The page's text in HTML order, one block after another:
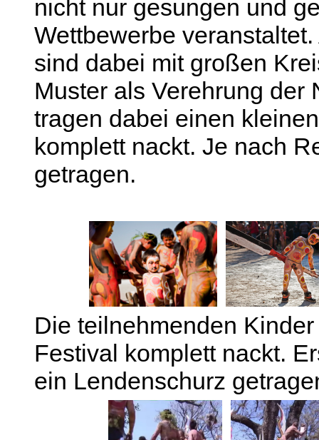
nicht nur gesungen und
Wettbewerbe
sind dabei mit großen
Muster als Verehrung der
tragen dabei einen
komplett nackt. Je nach
getragen.
Die teilnehmenden
Festival komplett nackt.
ein Lendenschurz